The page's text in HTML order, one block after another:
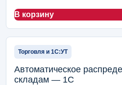
В корзину
Торговля и 1С:УТ
Автоматическое
складам — 1С